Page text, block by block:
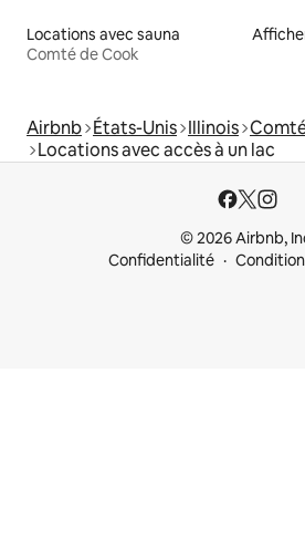
Locations avec sauna
Comté de Cook
Airbnb États-Unis Illinois
Locations avec accès à un lac
© 2026 Airbnb,
Confidentialité